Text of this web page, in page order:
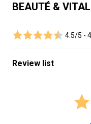
BEAUTÉ &
4.5/5 -
Review list